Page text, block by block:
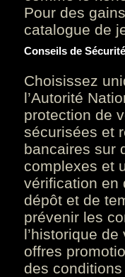
Pour des
catalogue de
Conseils de
Choisissez
l’Autorité
protection de
sécurisées et
bancaires sur
complexes et
vérification en
dépôt et de
prévenir les
l’historique
offres
des